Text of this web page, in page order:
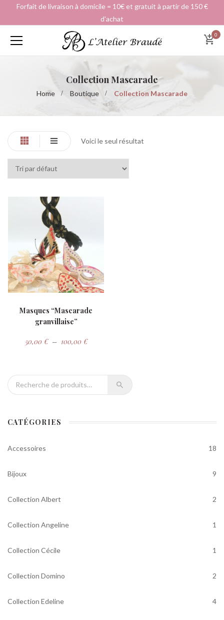
Forfait de livraison à domicile = 10€ et gratuit à partir de 150 €
d'achat
0
Collection Mascarade
Home Boutique Collection Mascarade
Voici le seul résultat
Masques “Mascarade
granvillaise”
50,00 € – 100,00 €Plage de prix : 50,00 € à 100,00 €
Recherche pour :
CATÉGORIES
Accessoires 18
Bijoux 9
Collection Albert 2
Collection Angeline 1
Collection Cécile 1
Collection Domino 2
Collection Edeline 4